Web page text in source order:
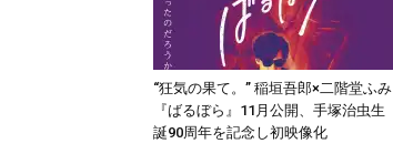
“狂気の果て。” 稲垣吾郎×二階堂ふみ
『ばるぼら』11月公開、手塚治虫生
誕90周年を記念し初映像化